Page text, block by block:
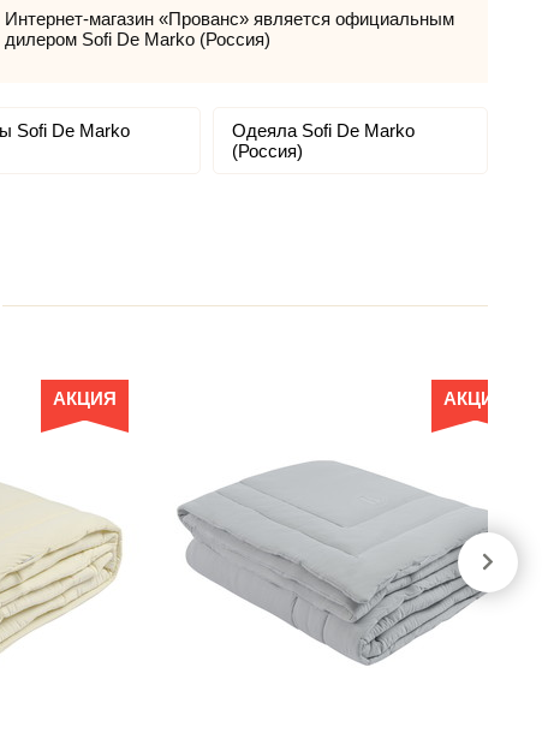
Интернет-магазин «Прованс» является официальным
дилером Sofi De Marko (Россия)
Sofi De Marko
Одеяла Sofi De Marko
(Россия)
АКЦИЯ АКЦИЯ